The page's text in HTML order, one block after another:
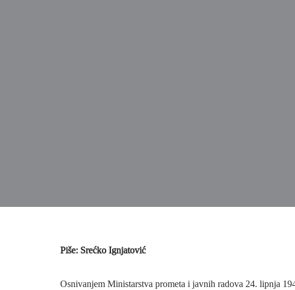
Piše: Srećko Ignjatović
Osnivanjem Ministarstva prometa i javnih radova 24. lipnja